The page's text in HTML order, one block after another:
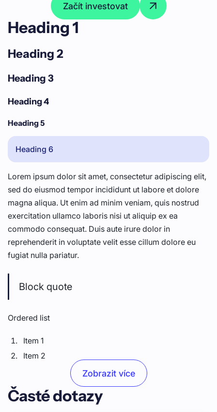
Začít investovat
Heading 1
Heading 2
Heading 3
Heading 4
Heading 5
Heading 6
Lorem ipsum dolor sit amet, consectetur adipiscing elit,
sed do eiusmod tempor incididunt ut labore et dolore
magna aliqua. Ut enim ad minim veniam, quis nostrud
exercitation ullamco laboris nisi ut aliquip ex ea
commodo consequat. Duis aute irure dolor in
reprehenderit in voluptate velit esse cillum dolore eu
fugiat nulla pariatur.
Block quote
Ordered list
Item 1
Item 2
Unordered list
Zobrazit více
Časté dotazy